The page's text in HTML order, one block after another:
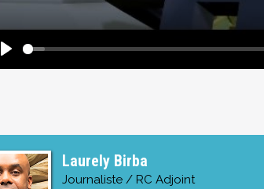
Laurely Birba
Journaliste / RC Adjoint